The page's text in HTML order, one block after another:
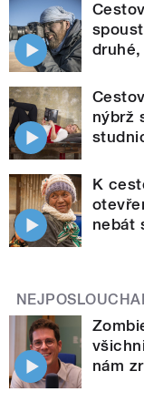
nýbrž
K
nebát
nám